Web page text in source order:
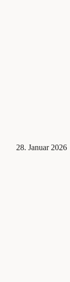
28. Januar 2026